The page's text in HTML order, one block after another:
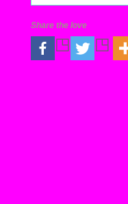
Share the love